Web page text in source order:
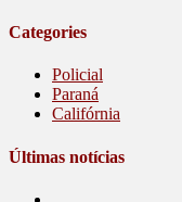
Categories
Policial
Paraná
Califórnia
Últimas notícias